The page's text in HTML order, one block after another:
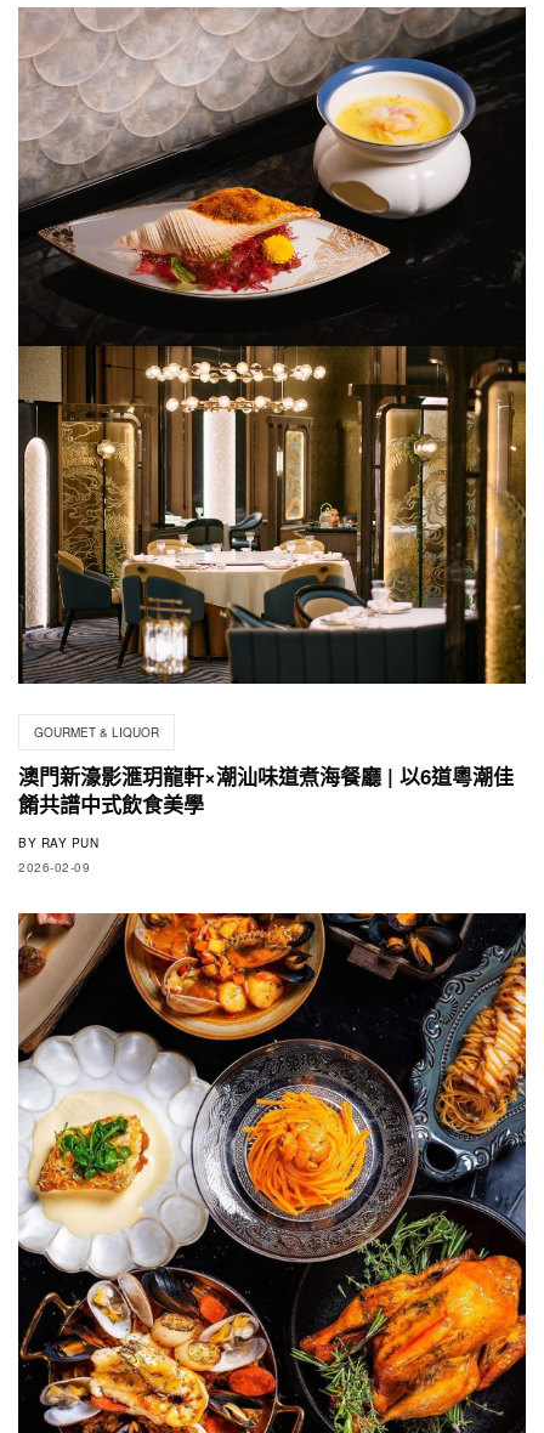
GOURMET & LIQUOR
澳門新濠影滙玥龍軒×潮汕味道煮海餐廳 | 以6道粵潮佳
餚共譜中式飲食美學
BY RAY PUN
2026-02-09